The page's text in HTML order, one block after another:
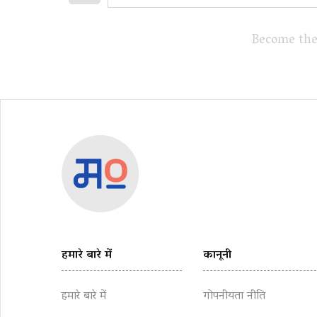
Become
हमारे बारे में
हमारे बारे में
कानूनी
गोपनीयता नीति